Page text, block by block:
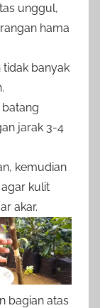
unggul,
hama
tidak banyak
jarak 3-4
kemudian
kulit
akar.
bagian atas